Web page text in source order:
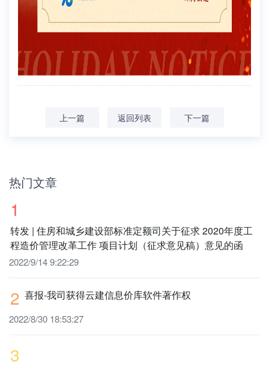
上一篇 返回列表 下一篇
热门文章
1
转发 | 住房和城乡建设部标准定额司关于征求 2020年度工
程造价管理改革工作 项目计划（征求意见稿）意见的函
2022/9/14 9:22:29
2 喜报-我司获得云建信息价库软件著作权
2022/8/30 18:53:27
3